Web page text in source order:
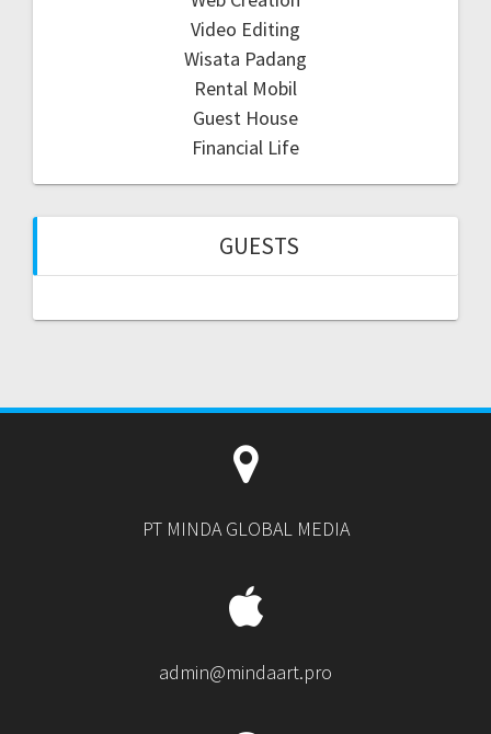
Video Editing
Wisata Padang
Rental Mobil
Guest House
Financial Life
GUESTS
PT MINDA GLOBAL MEDIA
admin@mindaart.pro